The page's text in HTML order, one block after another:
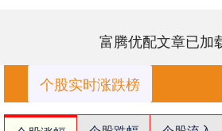
富腾优配文章已加
个股实时涨跌榜